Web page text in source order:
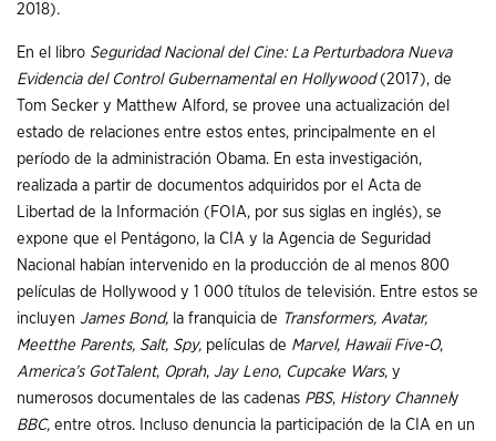
2018).
En el libro Seguridad Nacional del Cine: La Perturbadora Nueva
Evidencia del Control Gubernamental en Hollywood(2017), de
Tom Secker y Matthew Alford, se provee una actualización del
estado de relaciones entre estos entes, principalmente en el
período de la administración Obama. En esta investigación,
realizada a partir de documentos adquiridos por el Acta de
Libertad de la Información (FOIA, por sus siglas en inglés), se
expone que el Pentágono, la CIA y la Agencia de Seguridad
Nacional habían intervenido en la producción de al menos 800
películas de Hollywood y 1 000 títulos de televisión. Entre estos se
incluyen James Bond, la franquicia de Transformers, Avatar,
Meetthe Parents, Salt, Spy, películas de Marvel, Hawaii Five-O,
America’s GotTalent, Oprah, Jay Leno, Cupcake Wars, y
numerosos documentales de las cadenas PBS, History Channely
BBC, entre otros. Incluso denuncia la participación de la CIA en un